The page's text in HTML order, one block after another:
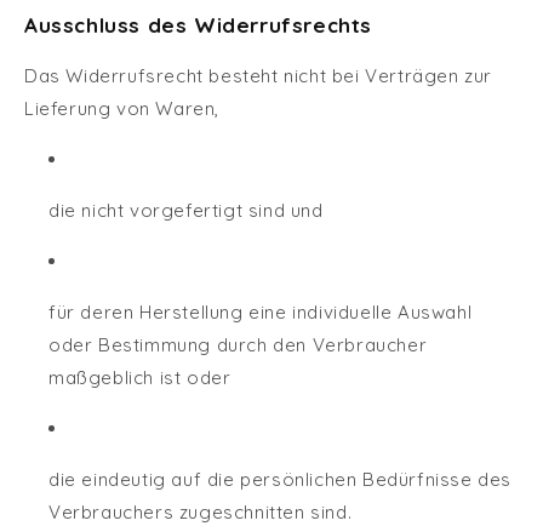
Ausschluss des Widerrufsrechts
Das Widerrufsrecht besteht nicht bei Verträgen zur
Lieferung von Waren,
die nicht vorgefertigt sind und
für deren Herstellung eine individuelle Auswahl
oder Bestimmung durch den Verbraucher
maßgeblich ist oder
die eindeutig auf die persönlichen Bedürfnisse des
Verbrauchers zugeschnitten sind.